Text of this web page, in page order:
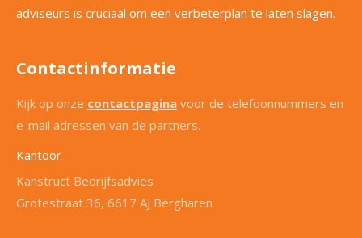
adviseurs is cruciaal om een verbeterplan te laten slagen.
Contactinformatie
Kijk op onze contactpagina voor de telefoonnummers en
e-mail adressen van de partners.
Kantoor
Kanstruct Bedrijfsadvies
Grotestraat 36, 6617 AJ Bergharen